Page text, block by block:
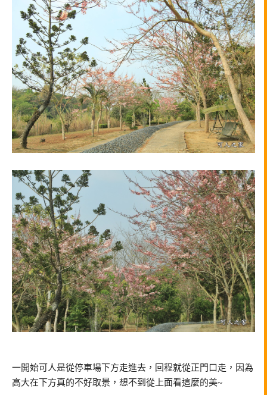
一開始可人是從停車場下方走進去，回程就從正門口走，因為
高大在下方真的不好取景，想不到從上面看這麼的美~